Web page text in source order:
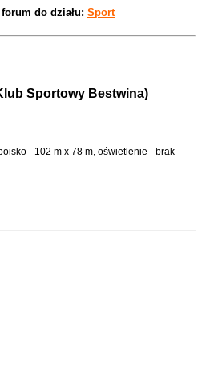
do działu: Sport
Sportowy Bestwina)
- 102 m x 78 m, oświetlenie - brak